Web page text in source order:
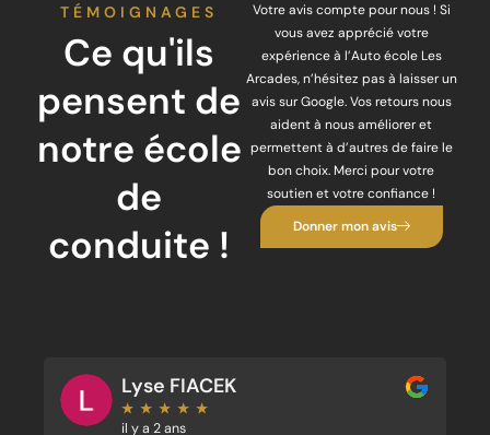
TÉMOIGNAGES
Ce qu'ils
pensent de
notre école
de
conduite !
Votre avis compte pour nous ! Si
vous avez apprécié votre
expérience à l’Auto école Les
Arcades, n’hésitez pas à laisser un
avis sur Google. Vos retours nous
aident à nous améliorer et
permettent à d’autres de faire le
bon choix. Merci pour votre
soutien et votre confiance !
Donner mon avis
Lyse FIACEK
★ ★ ★ ★ ★
il y a 2 ans